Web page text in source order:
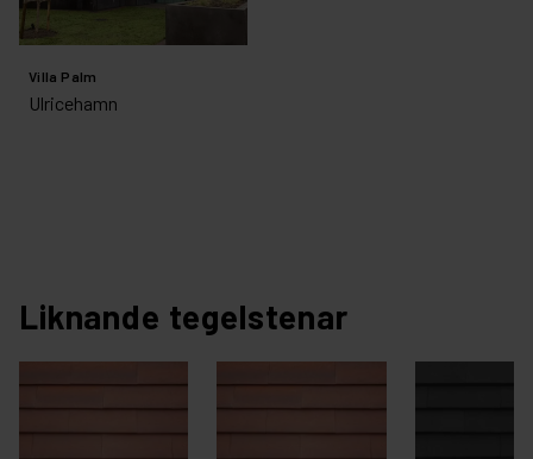
Villa Palm
Ulricehamn
Liknande tegelstenar